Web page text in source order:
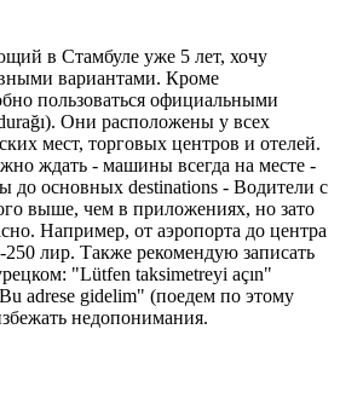
в Стамбуле уже 5 лет, хочу
вариантами. Кроме
пользоваться официальными
Они расположены у всех
мест, торговых центров и отелей.
ждать - машины всегда на месте -
до основных destinations - Водители с
выше, чем в приложениях, но зато
Например, от аэропорта до центра
250 лир. Также рекомендую записать
"Lütfen taksimetreyi açın"
adrese gidelim" (поедем по этому
недопонимания.